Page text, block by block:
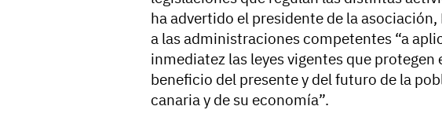
ha advertido el presidente de la
a las administraciones competentes “a
inmediatez las leyes vigentes que protegen
beneficio del presente y del futuro de la
canaria y de su economía”.